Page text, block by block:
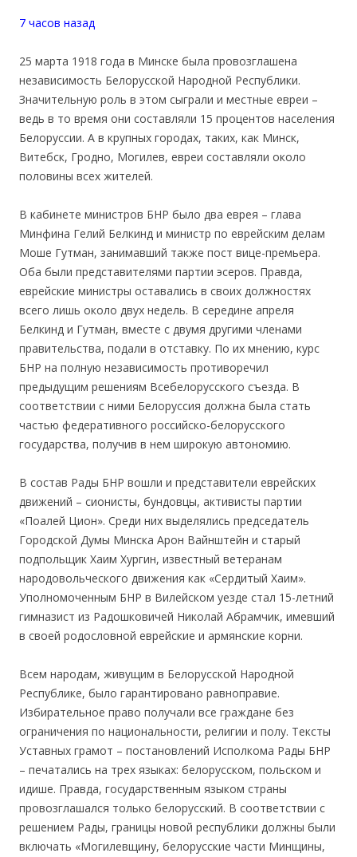
7 часов назад
25 марта 1918 года в Минске была провозглашена
независимость Белорусской Народной Республики.
Значительную роль в этом сыграли и местные евреи –
ведь в то время они составляли 15 процентов населения
Белоруссии. А в крупных городах, таких, как Минск,
Витебск, Гродно, Могилев, евреи составляли около
половины всех жителей.
В кабинете министров БНР было два еврея – глава
Минфина Гелий Белкинд и министр по еврейским делам
Моше Гутман, занимавший также пост вице-премьера.
Оба были представителями партии эсеров. Правда,
еврейские министры оставались в своих должностях
всего лишь около двух недель. В середине апреля
Белкинд и Гутман, вместе с двумя другими членами
правительства, подали в отставку. По их мнению, курс
БНР на полную независимость противоречил
предыдущим решениям Всебелорусского съезда. В
соответствии с ними Белоруссия должна была стать
частью федеративного российско-белорусского
государства, получив в нем широкую автономию.
В состав Рады БНР вошли и представители еврейских
движений – сионисты, бундовцы, активисты партии
«Поалей Цион». Среди них выделялись председатель
Городской Думы Минска Арон Вайнштейн и старый
подпольщик Хаим Хургин, известный ветеранам
народовольческого движения как «Сердитый Хаим».
Уполномоченным БНР в Вилейском уезде стал 15-летний
гимназист из Радошковичей Николай Абрамчик, имевший
в своей родословной еврейские и армянские корни.
Всем народам, живущим в Белорусской Народной
Республике, было гарантировано равноправие.
Избирательное право получали все граждане без
ограничения по национальности, религии и полу. Тексты
Уставных грамот – постановлений Исполкома Рады БНР
– печатались на трех языках: белорусском, польском и
идише. Правда, государственным языком страны
провозглашался только белорусский. В соответствии с
решением Рады, границы новой республики должны были
включать «Могилевщину, белорусские части Минщины,